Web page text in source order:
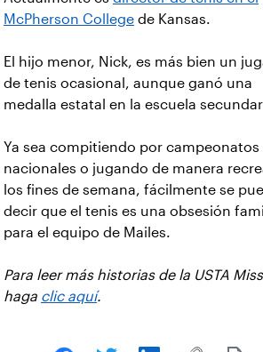
McPherson College de Kansas.
El hijo menor, Nick, es más bien un
de tenis ocasional, aunque ganó una
medalla estatal en la escuela
Ya sea compitiendo por campeonatos
nacionales o jugando de manera
los fines de semana, fácilmente se
decir que el tenis es una obsesión
para el equipo de Mailes.
Para leer más historias de la USTA
haga clic aquí.